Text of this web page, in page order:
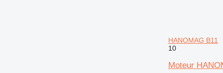
HANOMAG B11
10
Moteur